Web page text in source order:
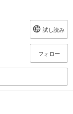
試し読み
フォロー